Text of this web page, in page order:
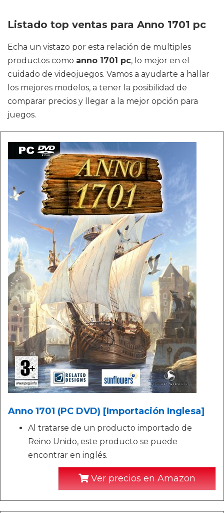
Listado top ventas para Anno 1701 pc
Echa un vistazo por esta relación de multiples
productos como anno 1701 pc, lo mejor en el
cuidado de videojuegos. Vamos a ayudarte a hallar
los mejores modelos, a tener la posibilidad de
comparar precios y llegar a la mejor opción para
juegos.
Anno 1701 (PC DVD) [Importación Inglesa]
Al tratarse de un producto importado de
Reino Unido, este producto se puede
encontrar en inglés.
Ver precios en Amazon